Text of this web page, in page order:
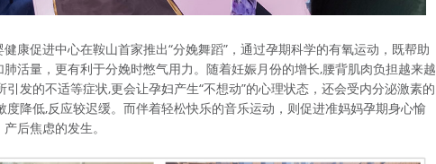
康促进中心在鞍山首家推出“分娩舞蹈”，通过孕期科学的有氧运动，既帮助
活量，更有利于分娩时憋气用力。随着妊娠月份的增长,腰背肌肉负担越来越
引发的不适等症状,更会让孕妇产生“不想动”的心理状态，还会受内分泌激素的
度降低,反应较迟缓。而伴着轻松快乐的音乐运动，则促进准妈妈孕期身心愉
后焦虑的发生。